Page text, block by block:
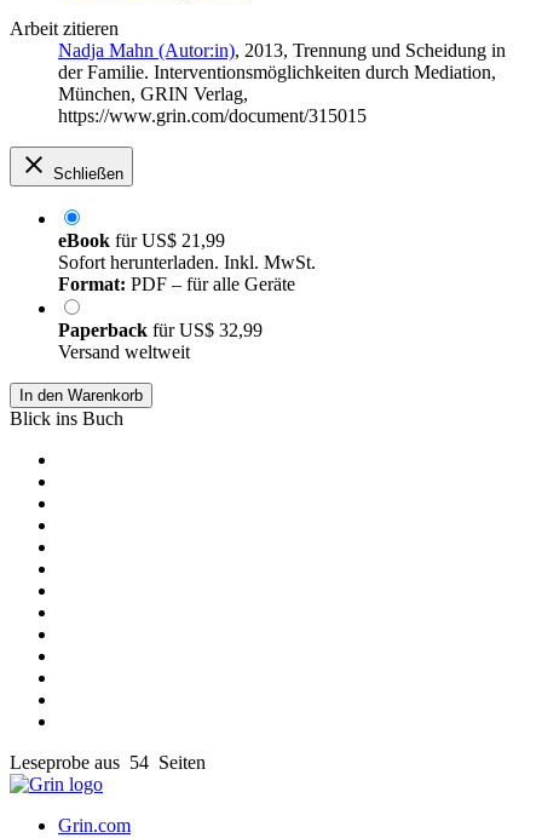
Arbeit zitieren
Nadja Mahn (Autor:in), 2013, Trennung und Scheidung in
der Familie. Interventionsmöglichkeiten durch Mediation,
München, GRIN Verlag,
https://www.grin.com/document/315015
Schließen
eBook fürUS$ 21,99
Sofort herunterladen. Inkl. MwSt.
Format: PDF – für alle Geräte
Paperback fürUS$ 32,99
Versand weltweit
In den Warenkorb
Blick ins Buch
Leseprobe aus 54 Seiten
Grin.com